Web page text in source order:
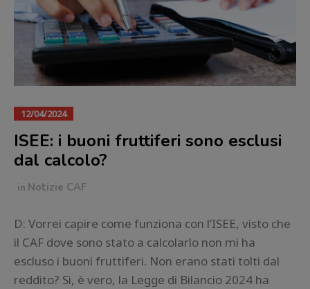
12/04/2024
ISEE: i buoni fruttiferi sono esclusi
dal calcolo?
in Notizie CAF
D: Vorrei capire come funziona con l’ISEE, visto che
il CAF dove sono stato a calcolarlo non mi ha
escluso i buoni fruttiferi. Non erano stati tolti dal
reddito? Sì, è vero, la Legge di Bilancio 2024 ha